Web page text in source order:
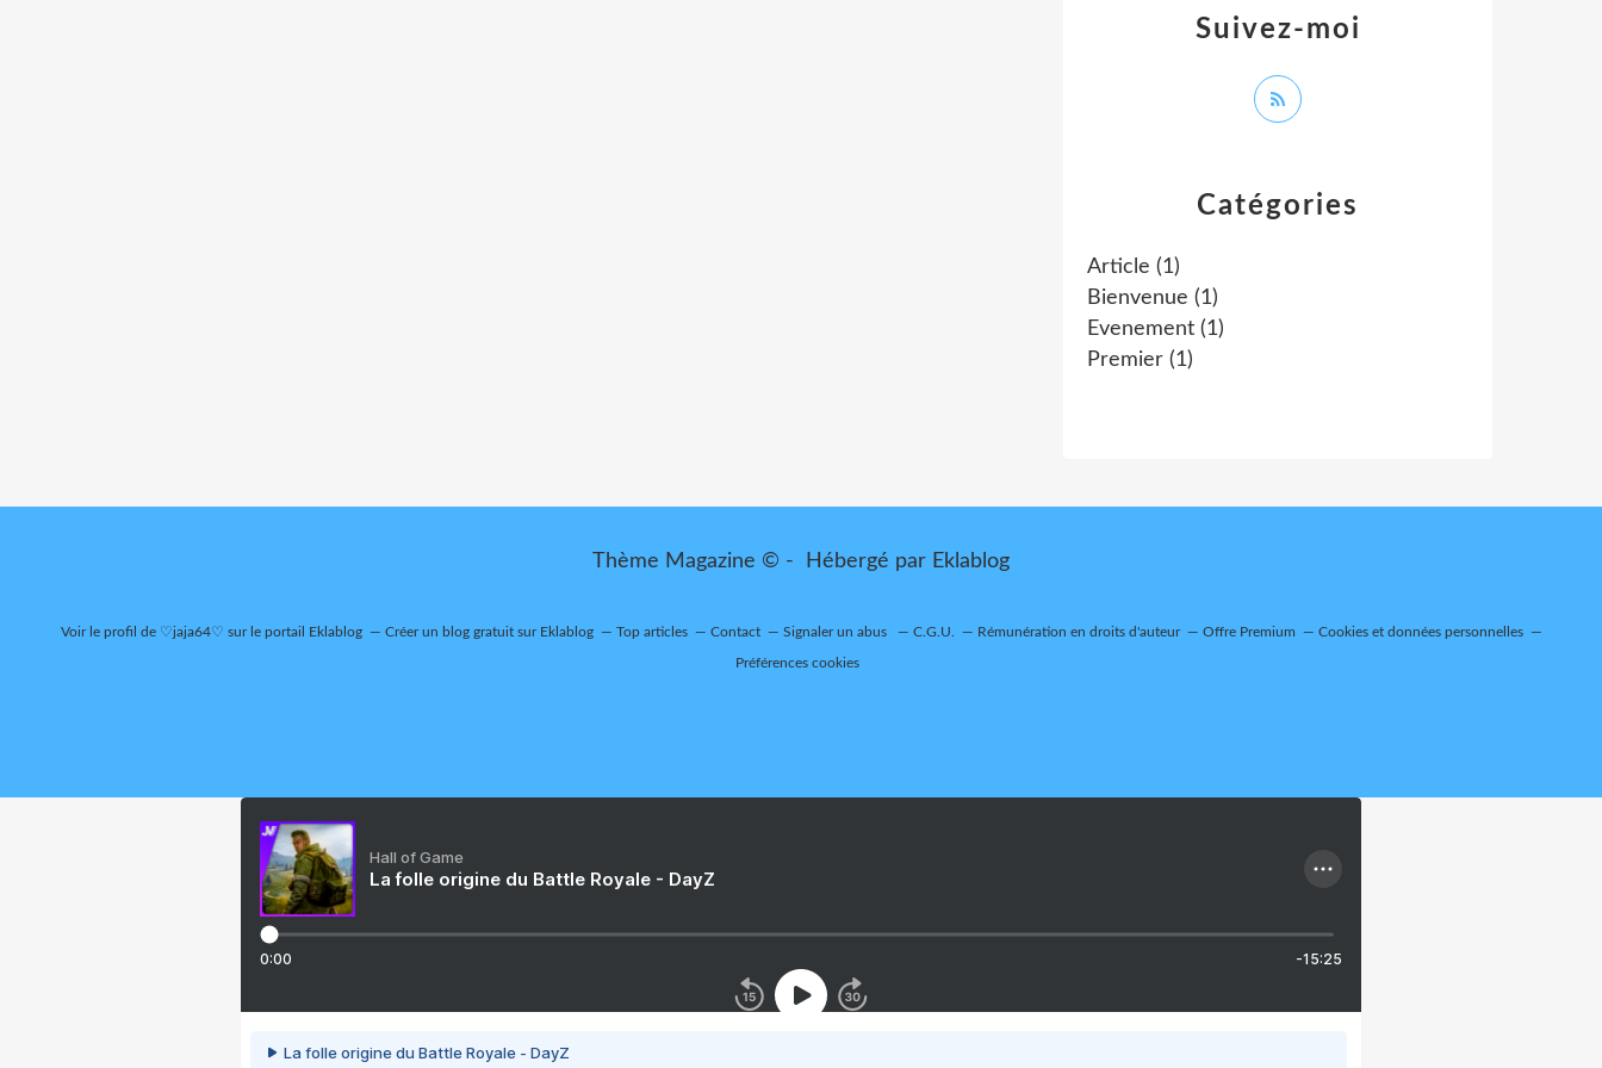
Catégories
Article (1)
Bienvenue (1)
Evenement (1)
Premier (1)
Suivez-moi
Thème Magazine © - Hébergé par Eklablog
Voir le profil de ♡jaja64♡ sur le portail Eklablog Créer un blog gratuit sur Eklablog Top articles Contact Signaler un abus C.G.U. Rémunération en droits d'auteur Offre Premium Cookies et données personnelles
Préférences cookies
Hall of Game
La folle origine du Battle Royale - DayZ
0:00 -15:25
La folle origine du Battle Royale - DayZ